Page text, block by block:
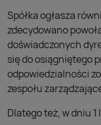
Spółka ogłasza
zdecydowano
doświadczonych
się do osiągniętego
odpowiedzialności
zespołu
Dlatego też, w dniu 1